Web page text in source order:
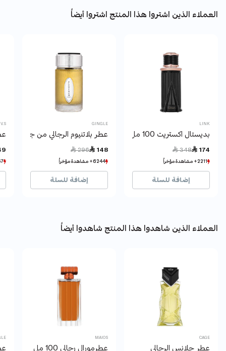
العملاء الذين اشتروا هذا المنتج اشتروا أيضاً
LINK
بديستال اكستريت 100 مل
 174
Price reduced from
 348
2211+ مشاهدة مؤخراً
993+ بيع مؤخراً
2211+ مشاهدة مؤخراً
993+ بيع مؤخراً
إضافة للسلة
GINGLE
عطر بلاتنيوم الرجالي من جنجل
 148
Price reduced from
 296
6244+ مشاهدة مؤخراً
4483+ بيع مؤخراً
6244+ مشاهدة مؤخراً
4483+ بيع مؤخراً
إضافة للسلة
V.S
العملاء الذين شاهدوا هذا المنتج شاهدوا أيضاً
CAGE
عطر جلانس الرجالي
MAIOS
عطرمورال رجالى 100 مل